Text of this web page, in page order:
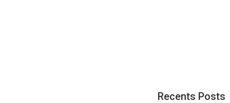
Recents Posts